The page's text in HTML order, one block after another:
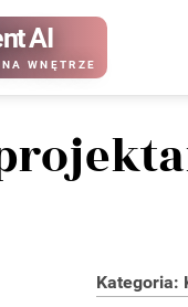
AI
WNĘTRZE
Kategoria: